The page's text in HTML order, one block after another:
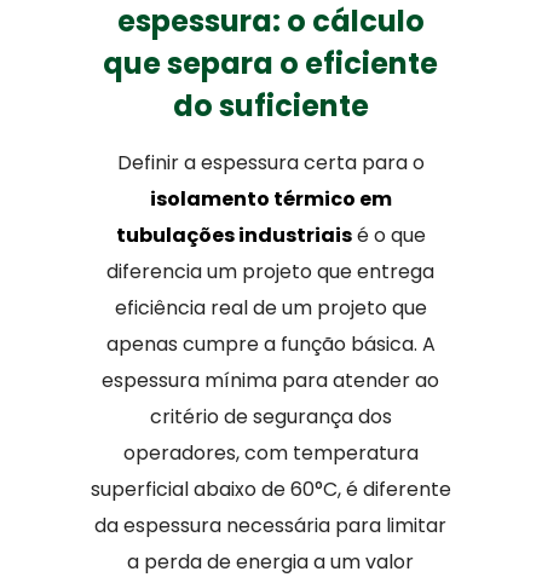
espessura: o cálculo
que separa o eficiente
do suficiente
Definir a espessura certa para o
isolamento térmico em
tubulações industriaisé o que
diferencia um projeto que entrega
eficiência real de um projeto que
apenas cumpre a função básica. A
espessura mínima para atender ao
critério de segurança dos
operadores, com temperatura
superficial abaixo de 60°C, é diferente
da espessura necessária para limitar
a perda de energia a um valor